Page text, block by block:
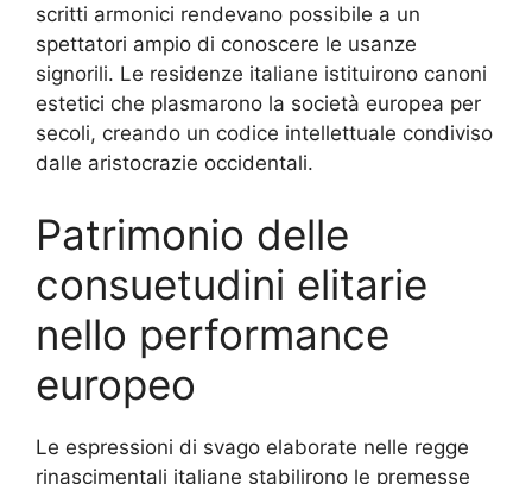
scritti armonici rendevano possibile a un
spettatori ampio di conoscere le usanze
signorili. Le residenze italiane istituirono canoni
estetici che plasmarono la società europea per
secoli, creando un codice intellettuale condiviso
dalle aristocrazie occidentali.
Patrimonio delle
consuetudini elitarie
nello performance
europeo
Le espressioni di svago elaborate nelle regge
rinascimentali italiane stabilirono le premesse